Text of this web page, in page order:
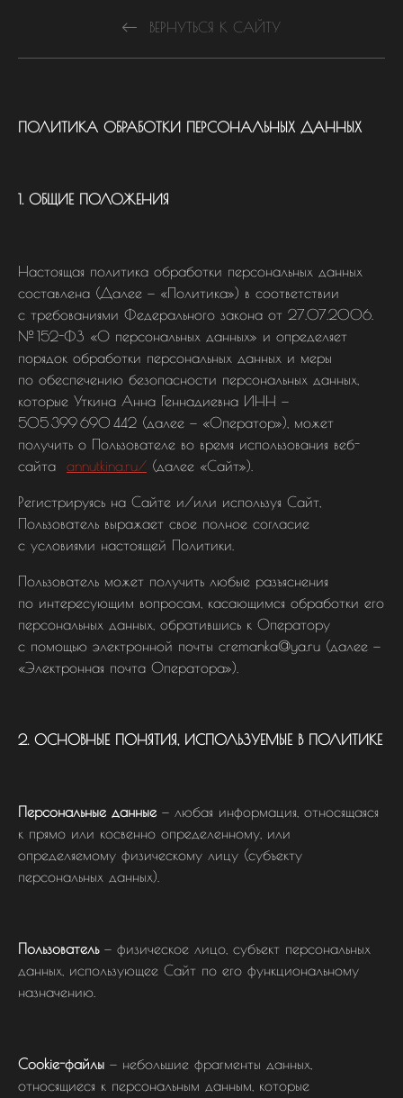
ВЕРНУТЬСЯ К САЙТУ
ПОЛИТИКА ОБРАБОТКИ ПЕРСОНАЛЬНЫХ ДАННЫХ
1. ОБЩИЕ ПОЛОЖЕНИЯ
Настоящая политика обработки персональных данных
составлена (Далее — «Политика») в соответствии
с требованиями Федерального закона от 27.07.2006.
№ 152-ФЗ «О персональных данных» и определяет
порядок обработки персональных данных и меры
по обеспечению безопасности персональных данных,
которые Уткина Анна Геннадиевна ИНН —
505 399 690 442 (далее — «Оператор»), может
получить о Пользователе во время использования веб-
сайта annutkina.ru/ (далее «Сайт»).
Регистрируясь на Сайте и/или используя Сайт,
Пользователь выражает свое полное согласие
с условиями настоящей Политики.
Пользователь может получить любые разъяснения
по интересующим вопросам, касающимся обработки его
персональных данных, обратившись к Оператору
с помощью электронной почты cremanka@ya.ru (далее —
«Электронная почта Оператора»).
2. ОСНОВНЫЕ ПОНЯТИЯ, ИСПОЛЬЗУЕМЫЕ В ПОЛИТИКЕ
Персональные данные — любая информация, относящаяся
к прямо или косвенно определенному, или
определяемому физическому лицу (субъекту
персональных данных).
Пользователь— физическое лицо, субъект персональных
данных, использующее Сайт по его функциональному
назначению.
Cookie-файлы — небольшие фрагменты данных,
относящиеся к персональным данным, которые